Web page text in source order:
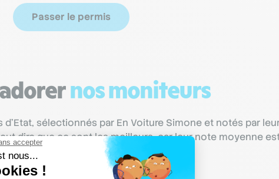
Passer le permis
nos moniteurs
sélectionnés par En Voiture Simone et notés par
dire que ce sont les meilleurs, car leur note moyenne
387828 notes
sur un 1 an !